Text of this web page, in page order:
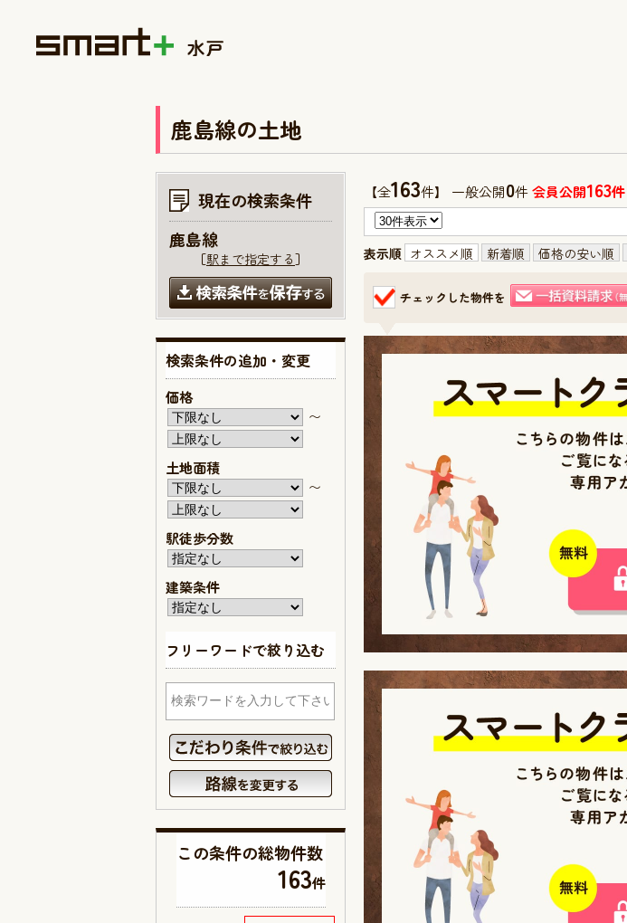
鹿島線の土地
【全163件】 一般公開0件会員公開163件
表示順 オススメ順 新着順 価格の安い順
チェックした物件を
現在の検索条件
鹿島線
［駅まで指定する］
検索条件の追加・変更
価格
〜
土地面積
〜
駅徒歩分数
建築条件
フリーワードで絞り込む
この条件の総物件数
163件